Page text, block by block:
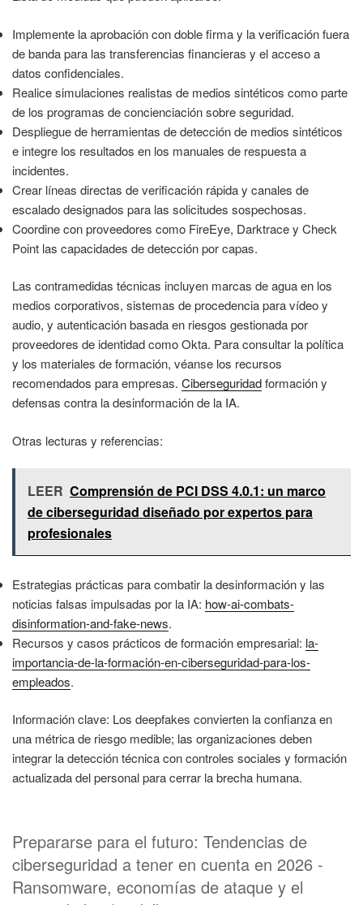
Implemente la aprobación con doble firma y la verificación fuera
de banda para las transferencias financieras y el acceso a
datos confidenciales.
Realice simulaciones realistas de medios sintéticos como parte
de los programas de concienciación sobre seguridad.
Despliegue de herramientas de detección de medios sintéticos
e integre los resultados en los manuales de respuesta a
incidentes.
Crear líneas directas de verificación rápida y canales de
escalado designados para las solicitudes sospechosas.
Coordine con proveedores como FireEye, Darktrace y Check
Point las capacidades de detección por capas.
Las contramedidas técnicas incluyen marcas de agua en los
medios corporativos, sistemas de procedencia para vídeo y
audio, y autenticación basada en riesgos gestionada por
proveedores de identidad como Okta. Para consultar la política
y los materiales de formación, véanse los recursos
recomendados para empresas. Ciberseguridadformación y
defensas contra la desinformación de la IA.
Otras lecturas y referencias:
LEER Comprensión de PCI DSS 4.0.1: un marco
de ciberseguridad diseñado por expertos para
profesionales
Estrategias prácticas para combatir la desinformación y las
noticias falsas impulsadas por la IA: how-ai-combats-
disinformation-and-fake-news.
Recursos y casos prácticos de formación empresarial: la-
importancia-de-la-formación-en-ciberseguridad-para-los-
empleados.
Información clave: Los deepfakes convierten la confianza en
una métrica de riesgo medible; las organizaciones deben
integrar la detección técnica con controles sociales y formación
actualizada del personal para cerrar la brecha humana.
Prepararse para el futuro: Tendencias de
ciberseguridad a tener en cuenta en 2026 -
Ransomware, economías de ataque y el